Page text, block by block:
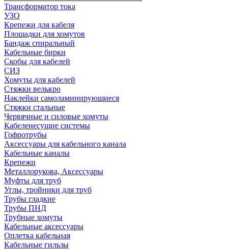
Трансформатор тока
УЗО
Крепежи для кабеля
Площадки для хомутов
Бандаж спиральный
Кабельные бирки
Cкобы для кабелей
СИЗ
Хомуты для кабелей
Стяжки велькро
Наклейки самоламинирующиеся
Стяжки стальные
Червячные и силовые хомуты
Кабеленесущие системы
Гофротрубы
Аксессуары для кабельного канала
Кабельные каналы
Крепежи
Металлорукова, Аксессуары
Муфты для труб
Углы, тройники для труб
Трубы гладкие
Трубы ПНД
Трубные хомуты
Кабельные аксессуары
Оплетка кабельная
Кабельные гильзы